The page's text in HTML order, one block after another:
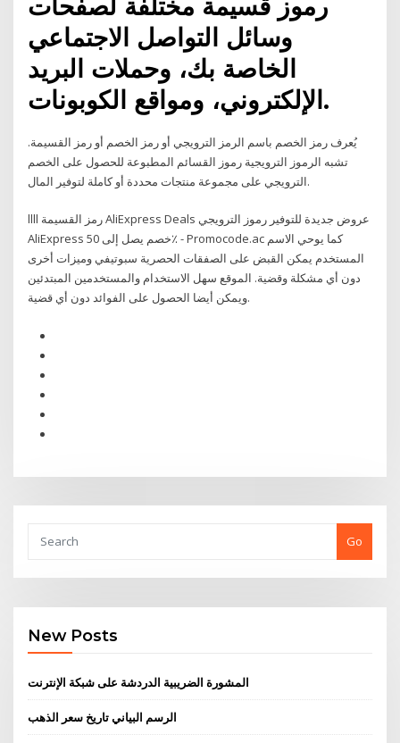
وسائل التواصل الاجتماعي
الخاصة بك، وحملات البريد
الإلكتروني، ومواقع الكوبونات.
يُعرف رمز الخصم باسم الرمز الترويجي أو رمز الخصم أو رمز القسيمة.
تشبه الرموز الترويجية رموز القسائم المطبوعة للحصول على الخصم
الترويجي على مجموعة منتجات محددة أو كاملة لتوفير المال.
llll رمز القسيمة AliExpress Deals عروض جديدة للتوفير رموز الترويجي
AliExpress خصم يصل إلى 50٪ - Promocode.ac كما يوحي الاسم
المستخدم يمكن القبض على الصفقات الحصرية سبوتيفي وميزات أخرى
دون أي مشكلة وقضية. الموقع سهل الاستخدام والمستخدمين المبتدئين
ويمكن أيضا الحصول على الفوائد دون أي قضية.
Go
New Posts
المشورة الضريبية الدردشة على شبكة الإنترنت
الرسم البياني تاريخ سعر الذهب